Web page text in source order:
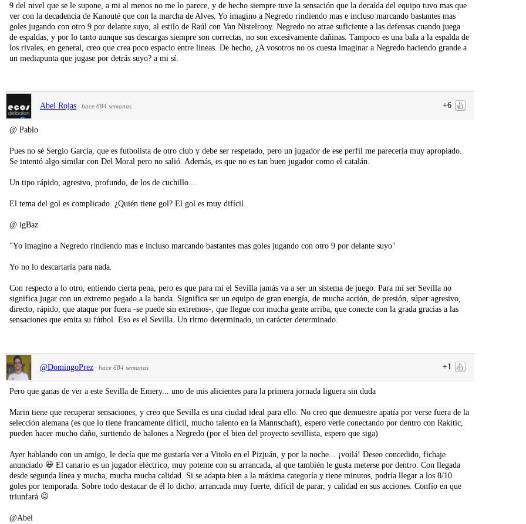
9 del nivel que se le supone, a mi al menos no me lo parece, y de hecho siempre tuve la sensación que la decaída del equipo tuvo mas que
ver con la decadencia de Kanouté que con la marcha de Alves. Yo imagino a Negredo rindiendo mas e incluso marcando bastantes mas
goles jugando con otro 9 por delante suyo, al estilo de Raúl con Van Nistelrooy. Negredo no atrae suficiente a las defensas cuando juega
de espaldas, y por lo tanto aunque sus descargas siempre son correctas, no son excesivamente dañinas. Tampoco es una bala a la espalda de
los rivales, en general, creo que crea poco espacio entre lineas. De hecho, ¿A vosotros no os cuesta imaginar a Negredo haciendo grande a
un mediapunta que jugase por detrás suyo? a mi sí.
+6
Abel Rojas · hace 684 semanas
@ Pablo
Pues no sé Sergio García, que es futbolista de otro club y debe ser respetado, pero un jugador de ese perfil me parecería muy apropiado.
Se intentó algo similar con Del Moral pero no salió. Además, es que no es tan buen jugador como el catalán.
Un tipo rápido, agresivo, profundo, de los de cuchillo...
El tema del gol es complicado. ¿Quién tiene gol? El gol es muy difícil.
@ igBaz
"Yo imagino a Negredo rindiendo mas e incluso marcando bastantes mas goles jugando con otro 9 por delante suyo"
Yo no lo descartaría para nada.
Con respecto a lo otro, entiendo cierta pena, pero es que para mí el Sevilla jamás va a ser un sistema de juego. Para mí ser Sevilla no
significa jugar con un extremo pegado a la banda. Significa ser un equipo de gran energía, de mucha acción, de presión, súper agresivo,
directo, rápido, que ataque por fuera -se puede sin extremos-, que llegue con mucha gente arriba, que conecte con la grada gracias a las
sensaciones que emita su fútbol. Eso es el Sevilla. Un ritmo determinado, un carácter determinado.
+1
@DomingoPrez · hace 684 semanas
Pero que ganas de ver a este Sevilla de Emery... uno de mis alicientes para la primera jornada liguera sin duda
Marin tiene que recuperar sensaciones, y creo que Sevilla es una ciudad ideal para ello. No creo que demuestre apatía por verse fuera de la
selección alemana (es que lo tiene francamente difícil, mucho talento en la Mannschaft), espero verle conectando por dentro con Rakitic,
pueden hacer mucho daño, surtiendo de balones a Negredo (por el bien del proyecto sevillista, espero que siga)
Ayer hablando con un amigo, le decía que me gustaría ver a Vitolo en el Pizjuán, y por la noche... ¡voilá! Deseo concedido, fichaje
anunciado
El canario es un jugador eléctrico, muy potente con su arrancada, al que también le gusta meterse por dentro. Con llegada
desde segunda línea y mucha, mucha mucha calidad. Si se adapta bien a la máxima categoría y tiene minutos, podría llegar a los 8/10
goles por temporada. Sobre todo destacar de él lo dicho: arrancada muy fuerte, difícil de parar, y calidad en sus acciones. Confío en que
triunfará
@Abel